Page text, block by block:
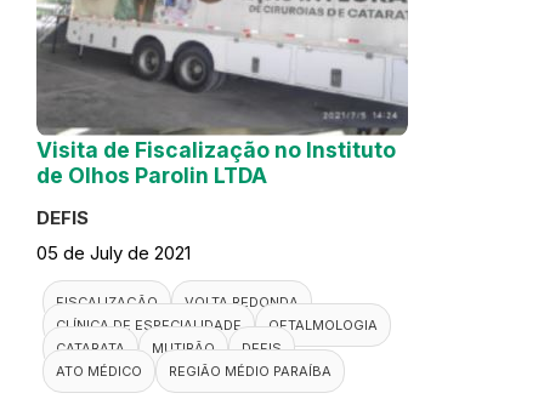
Visita de Fiscalização no Instituto
de Olhos Parolin LTDA
DEFIS
05 de July de 2021
FISCALIZAÇÃO
VOLTA REDONDA
CLÍNICA DE ESPECIALIDADE
OFTALMOLOGIA
CATARATA
MUTIRÃO
DEFIS
ATO MÉDICO
REGIÃO MÉDIO PARAÍBA